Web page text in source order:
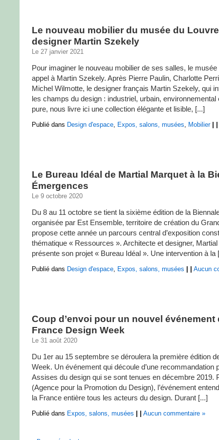
Le nouveau mobilier du musée du
designer Martin Szekely
Le 27 janvier 2021
Pour imaginer le nouveau mobilier de ses salles, le
appel à Martin Szekely. Après Pierre Paulin, Charlotte
Michel Wilmotte, le designer français Martin Szekely, qui
les champs du design : industriel, urbain, environnemental
pure, nous livre ici une collection élégante et lisible, [...]
Publié dans Design d'espace, Expos, salons, musées, Mobilier
Le Bureau Idéal de Martial Marquet à la
Émergences
Le 9 octobre 2020
Du 8 au 11 octobre se tient la sixième édition de la
organisée par Est Ensemble, territoire de création du
propose cette année un parcours central d’exposition
thématique « Ressources ». Architecte et designer,
présente son projet « Bureau Idéal ». Une intervention à la
Publié dans Design d'espace, Expos, salons, musées Aucun
Coup d’envoi pour un nouvel événement
France Design Week
Le 31 août 2020
Du 1er au 15 septembre se déroulera la première édition
Week. Un événement qui découle d’une recommandation
Assises du design qui se sont tenues en décembre 2019.
(Agence pour la Promotion du Design), l’événement
la France entière tous les acteurs du design. Durant [...]
Publié dans Expos, salons, musées Aucun commentaire »